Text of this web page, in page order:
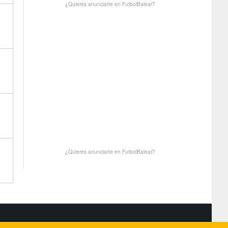
¿Quieres anunciarte en FutbolBalear?
¿Quieres anunciarte en FutbolBalear?